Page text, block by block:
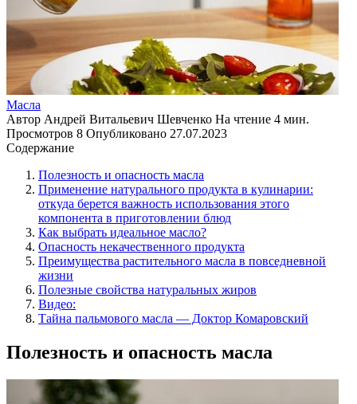
Масла
Автор Андрей Витальевич Шевченко На чтение 4 мин.
Просмотров 8 Опубликовано 27.07.2023
Содержание
Полезность и опасность масла
Применение натурального продукта в кулинарии:
откуда берется важность использования этого
компонента в приготовлении блюд
Как выбрать идеальное масло?
Опасность некачественного продукта
Преимущества растительного масла в повседневной
жизни
Полезные свойства натуральных жиров
Видео:
Тайна пальмового масла — Доктор Комаровский
Полезность и опасность масла